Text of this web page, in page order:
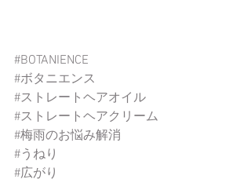
#BOTANIENCE
#ボタニエンス
#ストレートヘアオイル
#ストレートヘアクリーム
#梅雨のお悩み解消
#うねり
#広がり